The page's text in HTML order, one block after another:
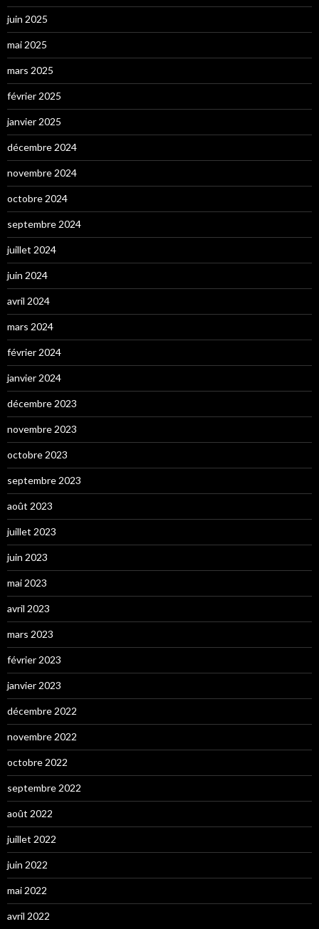
juin 2025
mai 2025
mars 2025
février 2025
janvier 2025
décembre 2024
novembre 2024
octobre 2024
septembre 2024
juillet 2024
juin 2024
avril 2024
mars 2024
février 2024
janvier 2024
décembre 2023
novembre 2023
octobre 2023
septembre 2023
août 2023
juillet 2023
juin 2023
mai 2023
avril 2023
mars 2023
février 2023
janvier 2023
décembre 2022
novembre 2022
octobre 2022
septembre 2022
août 2022
juillet 2022
juin 2022
mai 2022
avril 2022